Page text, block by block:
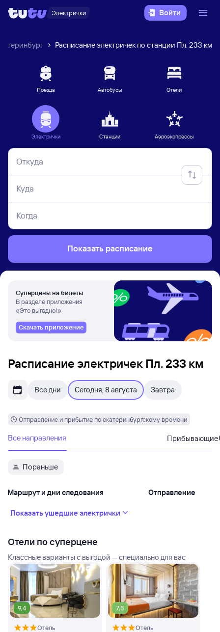
Электрички Войти
Расписание электричек по станции Пл. 233 км
Поезда Автобусы Отели
Электрички Станции Аэроэкспрессы
Откуда
Куда
Когда
Показать расписание
Суперцены на билеты
В разделе приложения
«Это выгодно!»
Скачать приложение
Расписание электричек Пл. 233 км
Все дни Сегодня, 8 августа Завтра
Отправление и прибытие по екатеринбургскому времени
Все направления Прибывающие
Пораньше
Маршрут и дни следования Отправление
Показать ушедшие электрички
Отели по суперцене
Классные варианты с выгодой — специально для вас
9,4
Отель
7,5
Отель